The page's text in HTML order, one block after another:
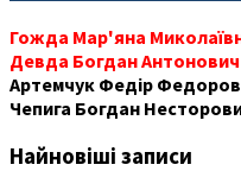
Гожда Мар'яна
Девда Богдан Антонович
Артемчук Федір
Чепига Богдан
Найновіші записи